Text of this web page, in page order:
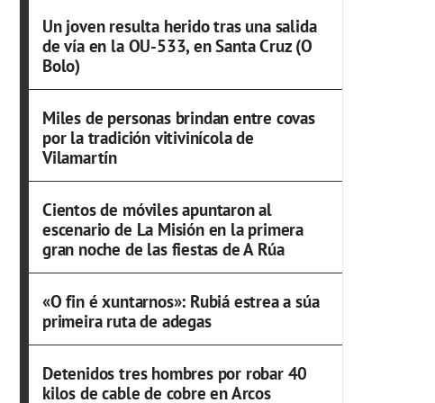
Un joven resulta herido tras una salida
de vía en la OU-533, en Santa Cruz (O
Bolo)
Miles de personas brindan entre covas
por la tradición vitivinícola de
Vilamartín
Cientos de móviles apuntaron al
escenario de La Misión en la primera
gran noche de las fiestas de A Rúa
«O fin é xuntarnos»: Rubiá estrea a súa
primeira ruta de adegas
Detenidos tres hombres por robar 40
kilos de cable de cobre en Arcos